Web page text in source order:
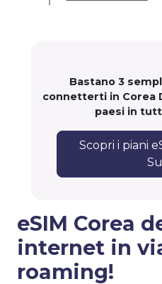
Bastano 3
connetterti in Corea
paesi in
Scopri i piani
eSIM Corea
internet in
roaming!